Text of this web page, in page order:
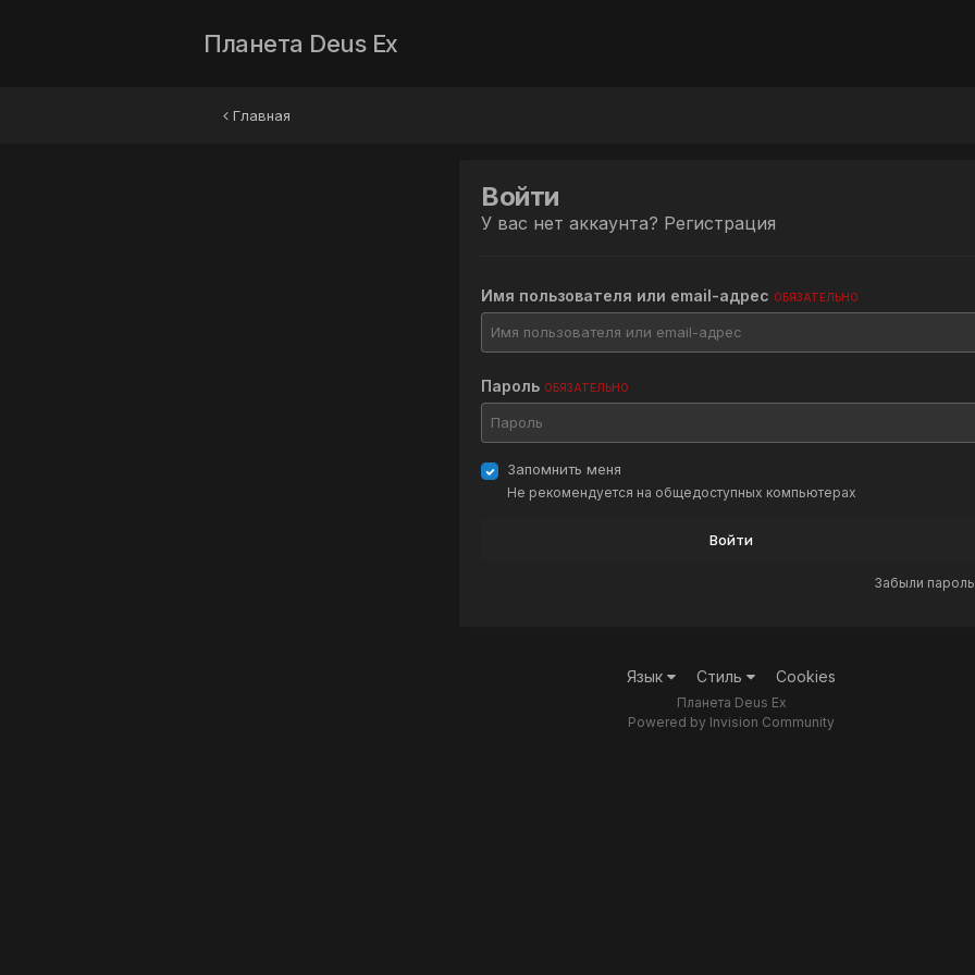
Планета Deus Ex
Главная
Войти
У вас нет аккаунта? Регистрация
Имя пользователя или email-адрес ОБЯЗАТЕЛЬНО
Пароль ОБЯЗАТЕЛЬНО
Запомнить меня
Не рекомендуется на общедоступных компьютерах
Войти
Забыли
Язык Стиль Cookies
Планета Deus Ex
Powered by Invision Community